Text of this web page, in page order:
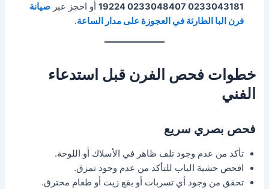
0233043181 0233048407 19224
أو احجز عبرصيانة
فرن البا الطارئة في العجوزة على مدار الساعة.
خطوات فحص الفرن قبل استدعاء
الفني
فحص بصري سريع
تأكد من عدم وجود تلف ظاهر في الأسلاك أو اللوحة.
افحص حشية الباب للتأكد من عدم وجود تمزق.
تحقق من وجود أي تسربات أو بقع زيت أو طعام محترق.